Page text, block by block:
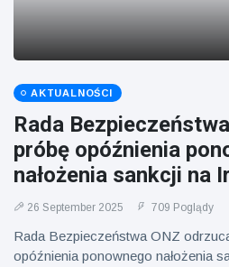
AKTUALNOŚCI
Rada
próbę opóźnienia
nałożenia sankcji na
26 September 2025 709 Poglądy
Rada Bezpieczeństwa ONZ
opóźnienia ponownego nałożenia